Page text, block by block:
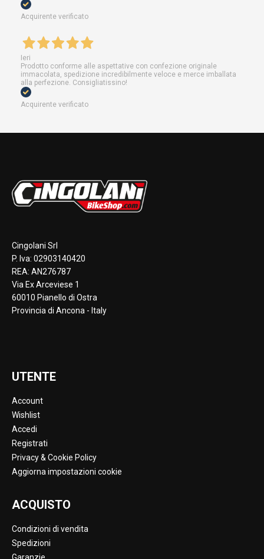
Acquirente verificato
Ieri
Prodotto conforme alle aspettative con confezione originale
immacolata, spedizione incredibilmente veloce e merce imballata
alla perfezione. Consigliatissino!
Acquirente verificato
Cingolani Srl
P. Iva: 02903140420
REA: AN276787
Via Ex Arceviese 1
60010 Pianello di Ostra
Provincia di Ancona - Italy
UTENTE
Account
Wishlist
Accedi
Registrati
Privacy & Cookie Policy
Aggiorna impostazioni cookie
ACQUISTO
Condizioni di vendita
Spedizioni